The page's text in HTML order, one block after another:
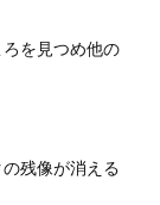
を見つめ他の
残像が消える